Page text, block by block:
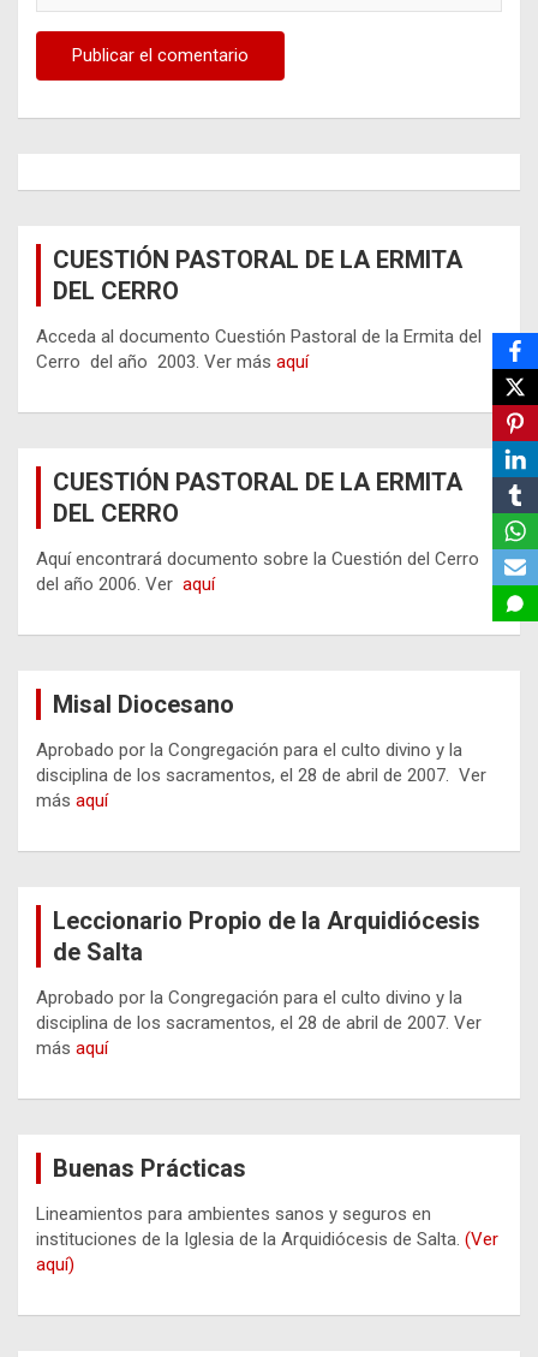
CUESTIÓN PASTORAL DE LA ERMITA
DEL CERRO
Acceda al documento Cuestión Pastoral de la Ermita del
Cerro del año 2003. Ver más aquí
CUESTIÓN PASTORAL DE LA ERMITA
DEL CERRO
Aquí encontrará documento sobre la Cuestión del Cerro
del año 2006. Ver aquí
Misal Diocesano
Aprobado por la Congregación para el culto divino y la
disciplina de los sacramentos, el 28 de abril de 2007. Ver
más aquí
Leccionario Propio de la Arquidiócesis
de Salta
Aprobado por la Congregación para el culto divino y la
disciplina de los sacramentos, el 28 de abril de 2007. Ver
más aquí
Buenas Prácticas
Lineamientos para ambientes sanos y seguros en
instituciones de la Iglesia de la Arquidiócesis de Salta. (Ver
aquí)